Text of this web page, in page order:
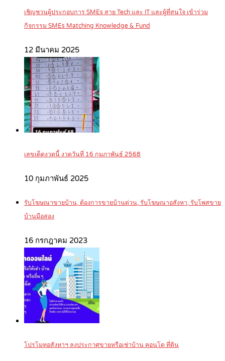
เชิญชวนผู้ประกอบการ SMEs สาย Tech และ IT และผู้ที่สนใจ เข้าร่วม
กิจกรรม SMEs Matching Knowledge & Fund
12 มีนาคม 2025
เลขเด็ดงวดนี้ งวดวันที่ 16 กุมภาพันธ์ 2568
10 กุมภาพันธ์ 2025
รับโฆษณาขายบ้าน, ต้องการขายบ้านด่วน, รับโฆษณาอสังหา, รับโพสขาย
บ้านมือสอง
16 กรกฎาคม 2023
โปรโมทอสังหาฯ ลงประกาศขายหรือเช่าบ้าน คอนโด ที่ดิน